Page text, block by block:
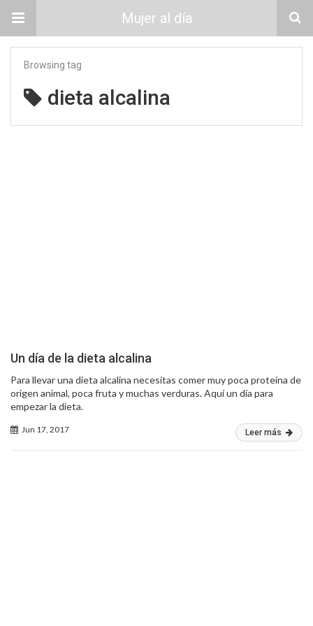
Mujer al día
Browsing tag
dieta alcalina
Un día de la dieta alcalina
Para llevar una dieta alcalina necesitas comer muy poca proteína de
origen animal, poca fruta y muchas verduras. Aquí un día para
empezar la dieta.
Jun 17, 2017 Leer más